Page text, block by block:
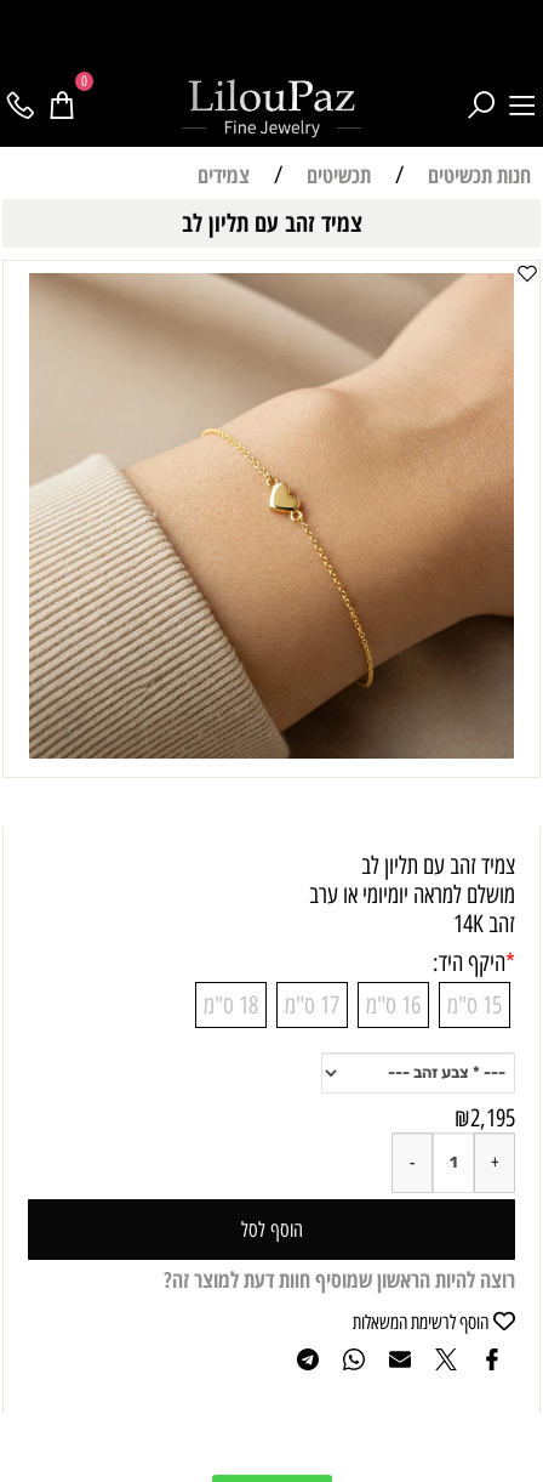
0
חנות תכשיטים / תכשיטים / צמידים
צמיד זהב עם תליון לב
צמיד זהב עם תליון לב
מושלם למראה יומיומי או ערב
זהב 14K
*היקף היד:
15 ס"מ
16 ס"מ 17 ס"מ 18 ס"מ
₪2,195
הוסף לסל
רוצה להיות הראשון שמוסיף חוות דעת למוצר זה?
הוסף לרשימת המשאלות